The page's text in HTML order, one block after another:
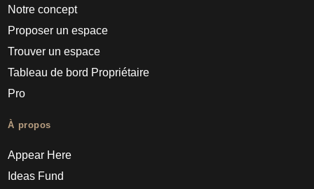
Notre concept
Proposer un espace
Trouver un espace
Tableau de bord Propriétaire
Pro
À propos
Appear Here
Ideas Fund